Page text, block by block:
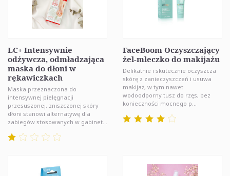
LC+ Intensywnie
odżywcza, odmładzająca
maska do dłoni w
rękawiczkach
Maska przeznaczona do
intensywnej pielęgnacji
przesuszonej, zniszczonej skóry
dłoni stanowi alternatywę dla
zabiegów stosowanych w gabinet...
FaceBoom Oczyszczający
żel-mleczko do makijażu
Delikatnie i skutecznie oczyszcza
skórę z zanieczyszczeń i usuwa
makijaż, w tym nawet
wodoodporny tusz do rzęs, bez
konieczności mocnego p...